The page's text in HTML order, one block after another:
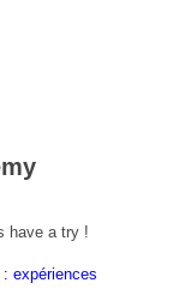
have a try !
expériences